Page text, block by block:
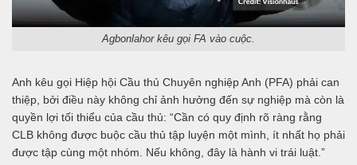
Agbonlahor kêu gọi FA vào cuộc.
Anh kêu gọi Hiệp hội Cầu thủ Chuyên nghiệp Anh (PFA) phải can
thiệp, bởi điều này không chỉ ảnh hưởng đến sự nghiệp mà còn là
quyền lợi tối thiểu của cầu thủ: “Cần có quy định rõ ràng rằng
CLB không được buộc cầu thủ tập luyện một mình, ít nhất họ phải
được tập cùng một nhóm. Nếu không, đây là hành vi trái luật.”